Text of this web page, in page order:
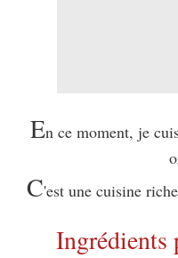
En ce moment, je
C'est une cuisine
Ingrédients